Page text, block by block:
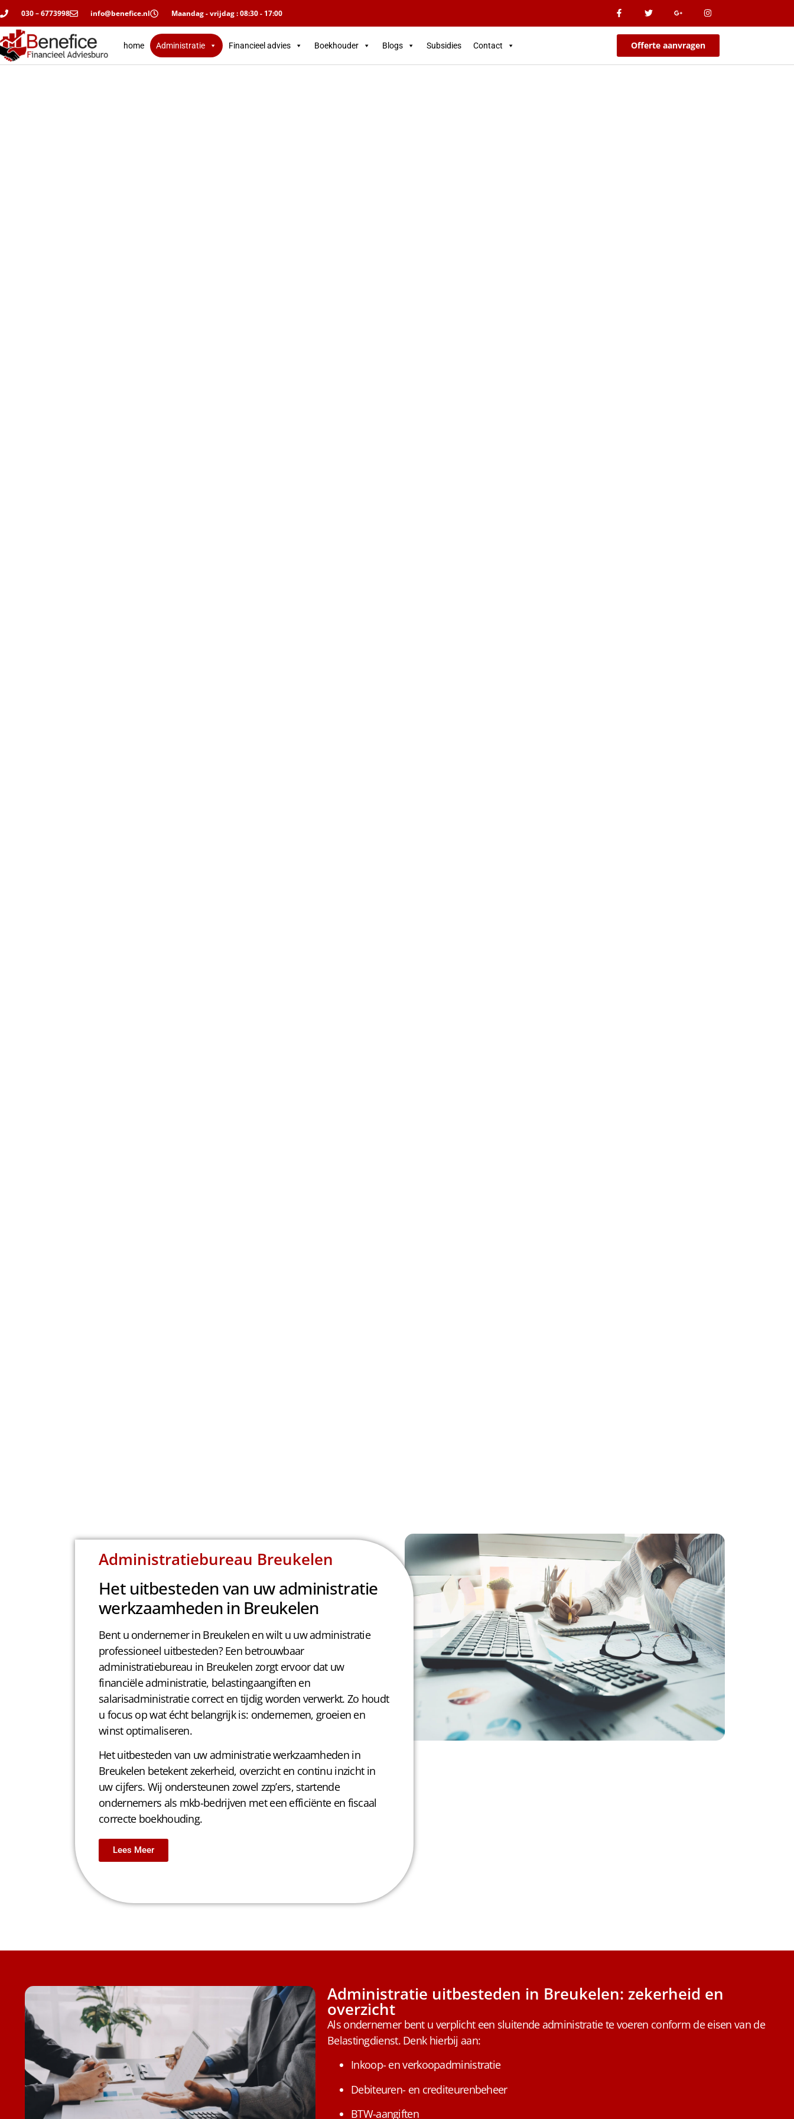
030 – 6773998 info@benefice.nl Maandag - vrijdag : 08:30 - 17:00
home Administratie Financieel advies Boekhouder Blogs Subsidies Contact Offerte aanvragen
Administratiebureau Breukelen
Het uitbesteden van uw administratie
werkzaamheden in Breukelen
Bent u ondernemer in Breukelen en wilt u uw administratie
professioneel uitbesteden? Een betrouwbaar
administratiebureau in Breukelen zorgt ervoor dat uw
financiële administratie, belastingaangiften en
salarisadministratie correct en tijdig worden verwerkt. Zo houdt
u focus op wat écht belangrijk is: ondernemen, groeien en
winst optimaliseren.
Het uitbesteden van uw administratie werkzaamheden in
Breukelen betekent zekerheid, overzicht en continu inzicht in
uw cijfers. Wij ondersteunen zowel zzp’ers, startende
ondernemers als mkb-bedrijven met een efficiënte en fiscaal
correcte boekhouding.
Lees Meer
Administratie uitbesteden in Breukelen: zekerheid en
overzicht
Als ondernemer bent u verplicht een sluitende administratie te voeren conform de eisen van de
Belastingdienst. Denk hierbij aan:
Inkoop- en verkoopadministratie
Debiteuren- en crediteurenbeheer
BTW-aangiften